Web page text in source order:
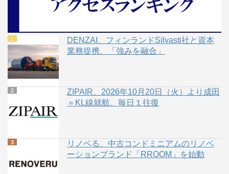
DENZAI、フィンランドSilvasti社と資本
業務提携、「強みを融合」
ZIPAIR、2026年10月20日（火）より成田
＝KL線就航、毎日１往復
リノベる、中古コンドミニアムのリノベ
ーションブランド「RROOM」を始動